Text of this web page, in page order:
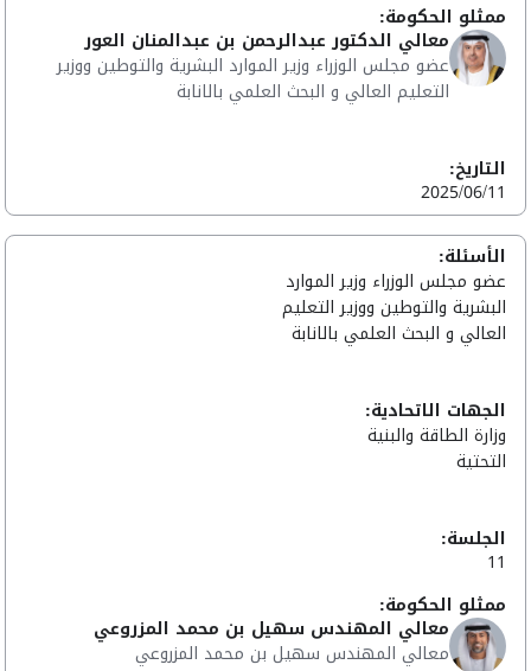
ممثلو الحكومة:
معالي الدكتور عبدالرحمن بن عبدالمنان العور
عضو مجلس الوزراء وزير الموارد البشرية والتوطين ووزير
التعليم العالي و البحث العلمي بالانابة
التاريخ:
2025/06/11
الأسئلة:
عضو مجلس الوزراء وزير الموارد
البشرية والتوطين ووزير التعليم
العالي و البحث العلمي بالانابة
الجهات الاتحادية:
وزارة الطاقة والبنية
التحتية
الجلسة:
11
ممثلو الحكومة:
معالي المهندس سهيل بن محمد المزروعي
معالي المهندس سهيل بن محمد المزروعي